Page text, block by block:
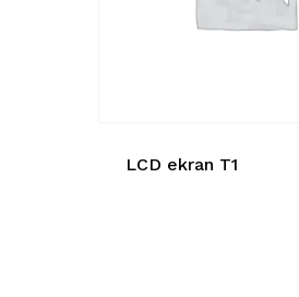
LCD ekran T1